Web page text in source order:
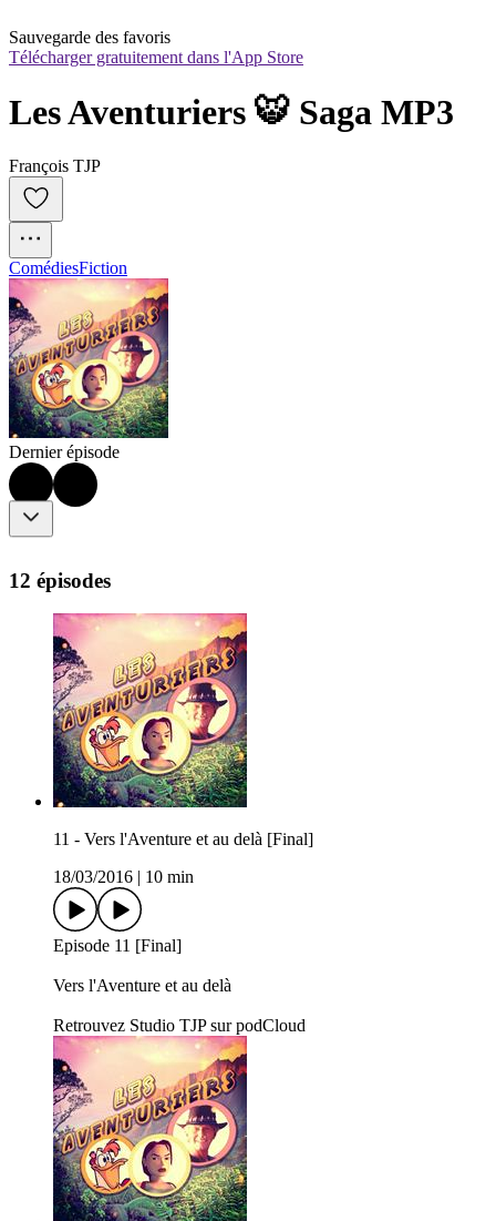
Sauvegarde des favoris
Télécharger gratuitement dans l'App Store
Les Aventuriers 🐯 Saga MP3
François TJP
ComédiesFiction
Dernier épisode
12 épisodes
11 - Vers l'Aventure et au delà [Final]
18/03/2016
10 min
Episode 11 [Final]
Vers l'Aventure et au delà
Retrouvez Studio TJP sur podCloud